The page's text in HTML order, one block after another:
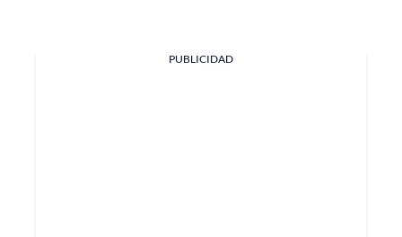
PUBLICIDAD